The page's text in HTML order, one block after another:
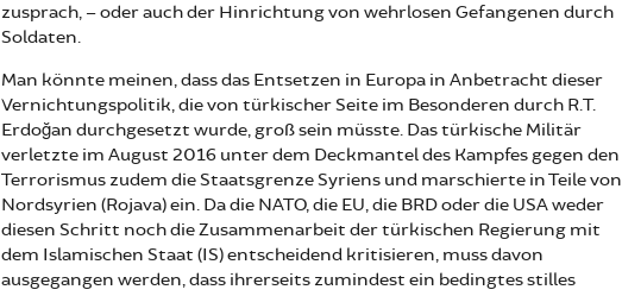
zusprach, – oder auch der Hinrichtung von wehrlosen Gefangenen durch
Soldaten.
Man könnte meinen, dass das Entsetzen in Europa in Anbetracht dieser
Vernichtungspolitik, die von türkischer Seite im Besonderen durch R.T.
Erdoğan durchgesetzt wurde, groß sein müsste. Das türkische Militär
verletzte im August 2016 unter dem Deckmantel des Kampfes gegen den
Terrorismus zudem die Staatsgrenze Syriens und marschierte in Teile von
Nordsyrien (Rojava) ein. Da die NATO, die EU, die BRD oder die USA weder
diesen Schritt noch die Zusammenarbeit der türkischen Regierung mit
dem Islamischen Staat (IS) entscheidend kritisieren, muss davon
ausgegangen werden, dass ihrerseits zumindest ein bedingtes stilles